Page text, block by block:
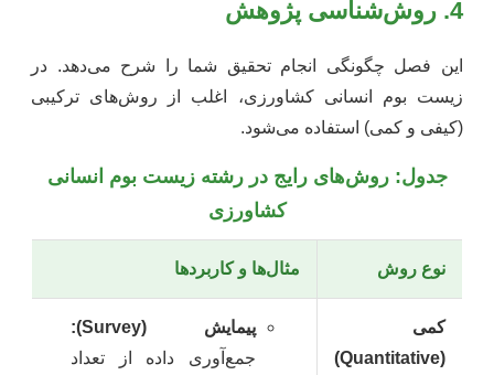
4. روش‌شناسی پژوهش
این فصل چگونگی انجام تحقیق شما را شرح می‌دهد. در
زیست بوم انسانی کشاورزی، اغلب از روش‌های ترکیبی
(کیفی و کمی) استفاده می‌شود.
جدول: روش‌های رایج در رشته زیست بوم انسانی
کشاورزی
نوع روش مثال‌ها و کاربردها
کمی
(Quantitative)
پیمایش (Survey):
جمع‌آوری داده از تعداد